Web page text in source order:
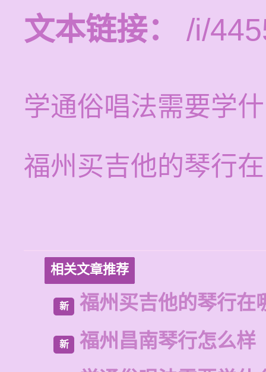
文本链接：
/i/
学通俗唱法需要学
福州买吉他的琴行
相关文章推荐
新 福州买吉他的琴行在
新
福州昌南琴行怎么样